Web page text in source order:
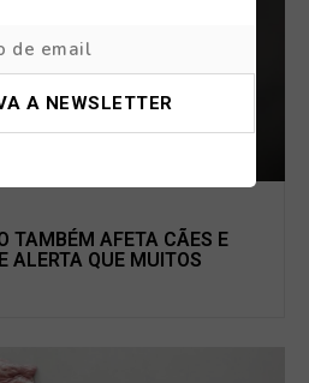
TAMBÉM AFETA CÃES E
ALERTA QUE MUITOS